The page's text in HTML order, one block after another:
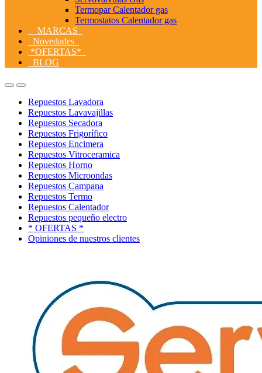
Termopar Calentador gas
Termostatos Calentador gas
MARCAS
Novedades
*OFERTAS*
BLOG
OpenClose
Repuestos Lavadora
Repuestos Lavavajillas
Repuestos Secadora
Repuestos Frigorífico
Repuestos Encimera
Repuestos Vitroceramica
Repuestos Horno
Repuestos Microondas
Repuestos Campana
Repuestos Termo
Repuestos Calentador
Repuestos pequeño electro
* OFERTAS *
Opiniones de nuestros clientes